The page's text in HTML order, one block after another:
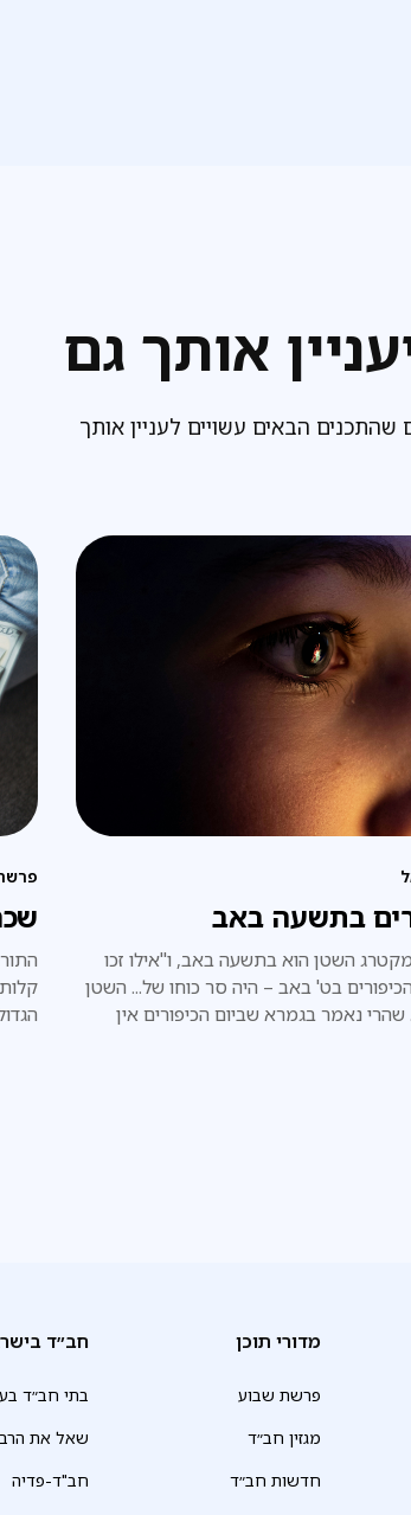
אותך גם
שהתכנים הבאים עשויים לעניין אותך
בתשעה באב
השטן הוא בתשעה באב, ו"אילו זכו
הכיפורים בט' באב – היה סר כוחו של... השטן
שהרי נאמר בגמרא שביום הכיפורים אין
מדורי תוכן
פרשת שבוע
מגזין חב״ד
חדשות חב״ד
חב״ד
בתי חב״ד
שאל את הרב
חב"ד-פדיה